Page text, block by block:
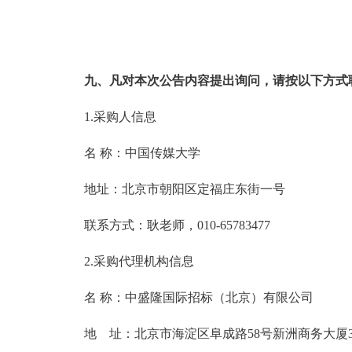
九、凡对本次公告内容提出询问，请按以下方式
1.采购人信息
名 称：中国传媒大学
地址：北京市朝阳区定福庄东街
联系方式：耿老师，010-65783477
2.采购代理机构信息
名 称：中盛隆国际招标（北
地 址：北京市海淀区阜成路58